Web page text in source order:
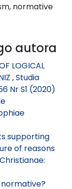
normative
autora
LOGICAL
,Studia
Nr S1 (2020)
supporting
of reasons